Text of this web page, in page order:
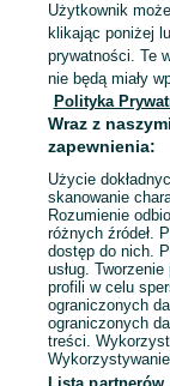
Mapa kategorii
Mapa miejscowości
Mapa ministron
Popularne
Użytkownik
klikając poniżej
prywatności. Te
nie będą miały
Polityka
Wraz z
zapewnienia:
Użycie
skanowanie
Rozumienie
różnych źródeł.
dostęp do nich.
usług.
profili w celu
ograniczonych
ograniczonych
treści.